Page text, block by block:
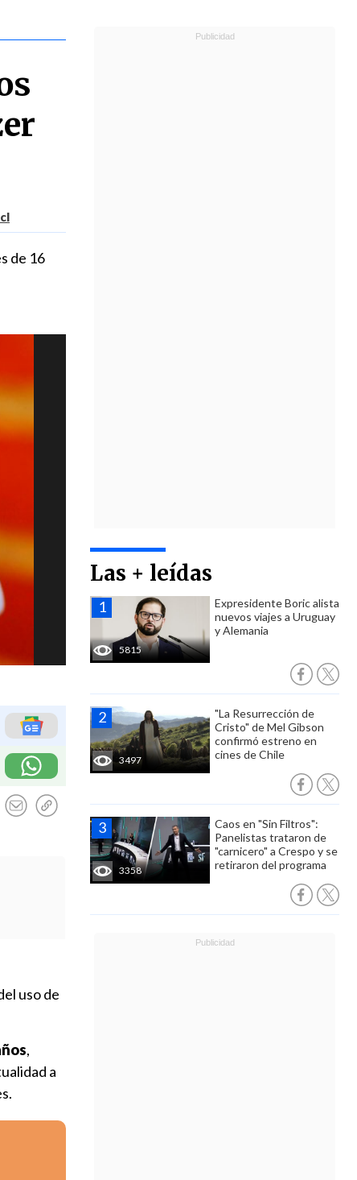
de 16
Las + leídas
5815
Expresidente Boric alista
nuevos viajes a Uruguay
y Alemania
3497
"La Resurrección de
Cristo" de Mel Gibson
confirmó estreno en
cines de Chile
3358
Caos en "Sin Filtros":
Panelistas trataron de
"carnicero" a Crespo y se
retiraron del programa
uso de
,
a